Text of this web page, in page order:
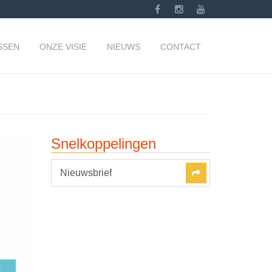
ONZE VISIE NIEUWS CONTACT
Snelkoppelingen
Nieuwsbrief